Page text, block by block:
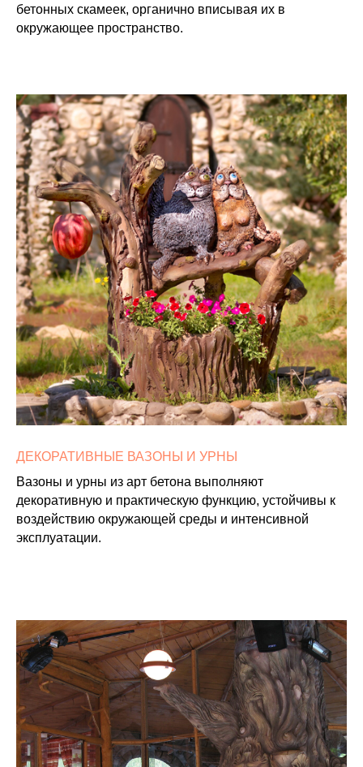
бетонных скамеек, органично вписывая их в
окружающее пространство.
ДЕКОРАТИВНЫЕ ВАЗОНЫ И УРНЫ
Вазоны и урны из арт бетона выполняют
декоративную и практическую функцию, устойчивы к
воздействию окружающей среды и интенсивной
эксплуатации.